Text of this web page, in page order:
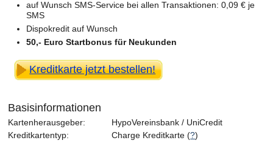
auf Wunsch SMS-Service bei allen Transaktionen: 0,09 € je
SMS
Dispokredit auf Wunsch
50,- Euro Startbonus für Neukunden
Kreditkarte jetzt bestellen!
Basisinformationen
Kartenherausgeber:
HypoVereinsbank / UniCredit
Kreditkartentyp:
Charge Kreditkarte (?)